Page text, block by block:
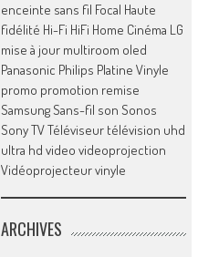
enceinte sans fil Focal Haute
fidélité Hi-Fi HiFi Home Cinéma LG
mise à jour multiroom oled
Panasonic Philips Platine Vinyle
promo promotion remise
SamsungSans-fil son Sonos
SonyTVTéléviseur télévision uhd
ultra hd video videoprojection
Vidéoprojecteurvinyle
ARCHIVES